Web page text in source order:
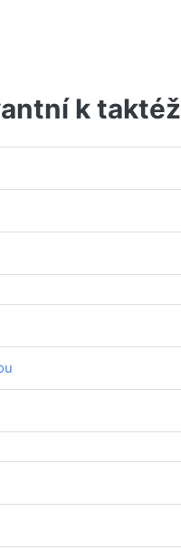
k taktéž